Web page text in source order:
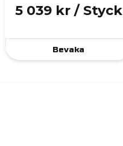
5 039 kr / Styck
Bevaka